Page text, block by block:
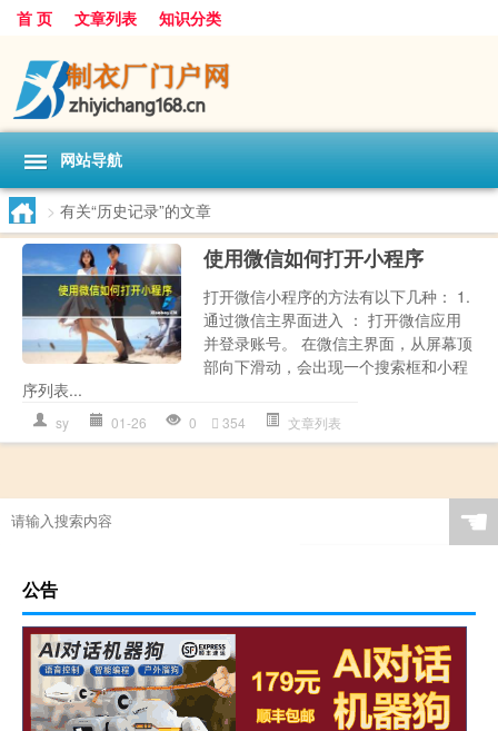
首 页 文章列表 知识分类
网站导航
> 有关“历史记录”的文章
使用微信如何打开小程序
打开微信小程序的方法有以下几种： 1.
通过微信主界面进入 ： 打开微信应用
并登录账号。 在微信主界面，从屏幕顶
部向下滑动，会出现一个搜索框和小程
序列表...
sy 01-26 0 354 文章列表
☚
公告